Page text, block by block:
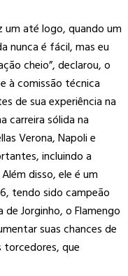
um até logo, quando um
nunca é fácil, mas eu
cheio”, declarou, o
à comissão técnica
de sua experiência na
carreira sólida na
Verona, Napoli e
incluindo a
disso, ele é um
tendo sido campeão
Jorginho, o Flamengo
suas chances de
que